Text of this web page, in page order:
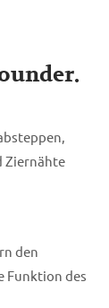
Ziernähte
den
Funktion des